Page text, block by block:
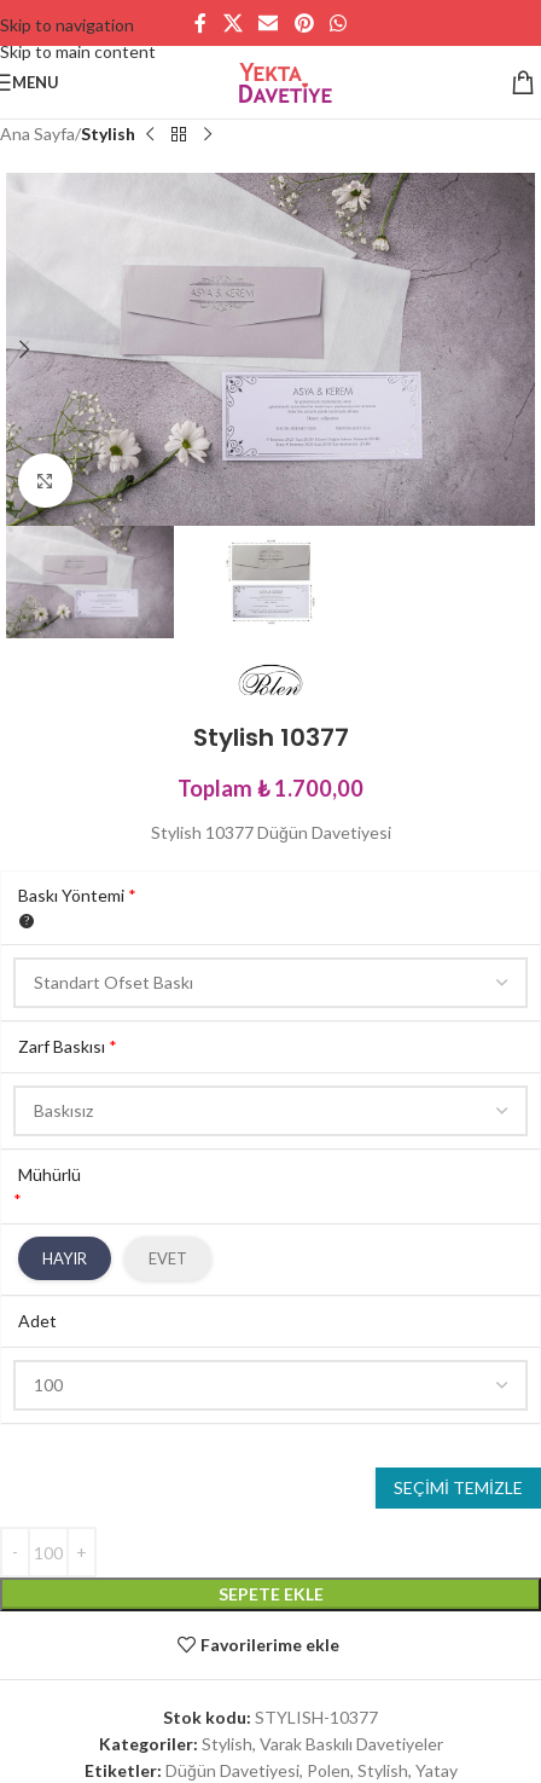
Skip to navigation
Skip to main content
MENU
Ana Sayfa Stylish
Büyütmek için tıklayın
Stylish 10377
Toplam ₺ 1.700,00
Stylish 10377 Düğün Davetiyesi
Baskı Yöntemi *
Zarf Baskısı *
Mühürlü
*
HAYIR EVET
Adet
SEÇIMI TEMIZLE
SEPETE EKLE
Favorilerime ekle
Stok kodu: STYLISH-10377
Kategoriler: Stylish, Varak Baskılı Davetiyeler
Etiketler: Düğün Davetiyesi, Polen, Stylish, Yatay